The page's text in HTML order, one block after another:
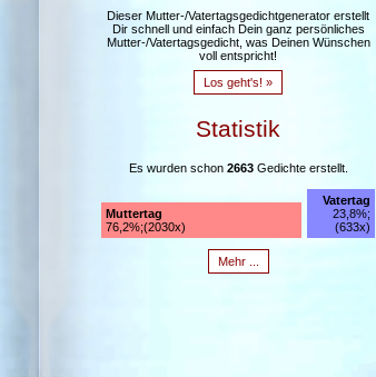
Dieser Mutter-/Vatertagsgedichtgenerator erstellt
Dir schnell und einfach Dein ganz persönliches
Mutter-/Vatertagsgedicht, was Deinen Wünschen
voll entspricht!
Los geht's! »
Statistik
Es wurden schon 2663Gedichte erstellt.
Muttertag
76,2%;(2030x)
Vatertag
23,8%;
(633x)
Mehr ...